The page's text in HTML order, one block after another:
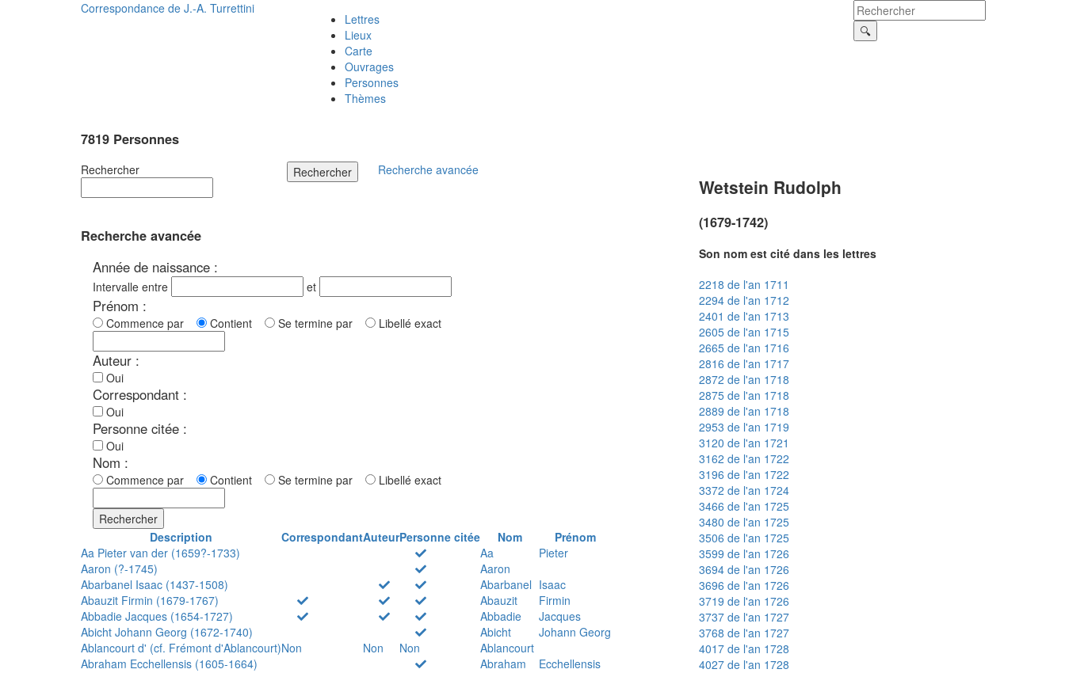
Correspondance de J.-A. Turrettini
Lettres
Lieux
Carte
Ouvrages
Personnes
Thèmes
7819 Personnes
Rechercher Rechercher Recherche avancée
Recherche avancée
Année de naissance :
Intervalle entre et
Prénom :
Commence par Contient Se termine par Libellé exact
Auteur :
Oui
Correspondant :
Oui
Personne citée :
Oui
Nom :
Commence par Contient Se termine par Libellé exact
Rechercher
Description
CorrespondantAuteurPersonne citée Nom
Prénom
Aa Pieter van der (1659?-1733)
Aa
Pieter
Aaron (?-1745)
Aaron
Abarbanel Isaac (1437-1508)
Abarbanel Isaac
Abauzit Firmin (1679-1767)
Abauzit
Firmin
Abbadie Jacques (1654-1727)
Abbadie
Jacques
Abicht Johann Georg (1672-1740)
Abicht
Johann Georg
Ablancourt d' (cf. Frémont d'Ablancourt)Non Non Non
Ablancourt
Abraham Ecchellensis (1605-1664)
Abraham
Ecchellensis
Wetstein Rudolph
(1679-1742)
Son nom est cité dans les lettres
2218 de l'an 1711
2294 de l'an 1712
2401 de l'an 1713
2605 de l'an 1715
2665 de l'an 1716
2816 de l'an 1717
2872 de l'an 1718
2875 de l'an 1718
2889 de l'an 1718
2953 de l'an 1719
3120 de l'an 1721
3162 de l'an 1722
3196 de l'an 1722
3372 de l'an 1724
3466 de l'an 1725
3480 de l'an 1725
3506 de l'an 1725
3599 de l'an 1726
3694 de l'an 1726
3696 de l'an 1726
3719 de l'an 1726
3737 de l'an 1727
3768 de l'an 1727
4017 de l'an 1728
4027 de l'an 1728